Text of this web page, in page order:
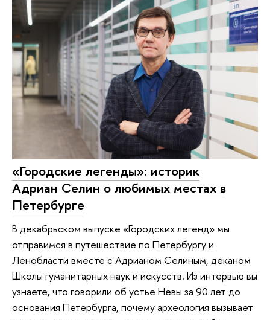
«Городские легенды»: историк
Адриан Селин о любимых местах в
Петербурге
В декабрьском выпуске «Городских легенд» мы
отправимся в путешествие по Петербургу и
Ленобласти вместе с Адрианом Селиным, деканом
Школы гуманитарных наук и искусств. Из интервью вы
узнаете, что говорили об устье Невы за 90 лет до
основания Петербурга, почему археология вызывает